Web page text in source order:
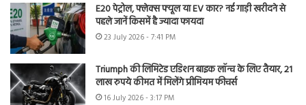
E20 पेट्रोल, फ्लेक्स फ्यूल या EV कार? नई गाड़ी खरीदने से
पहले जानें किसमें है ज्यादा फायदा
23 July 2026 - 7:41 PM
Triumph की लिमिटेड एडिशन बाइक लॉन्च के लिए तैयार, 21
लाख रुपये कीमत में मिलेंगे प्रीमियम फीचर्स
16 July 2026 - 3:17 PM